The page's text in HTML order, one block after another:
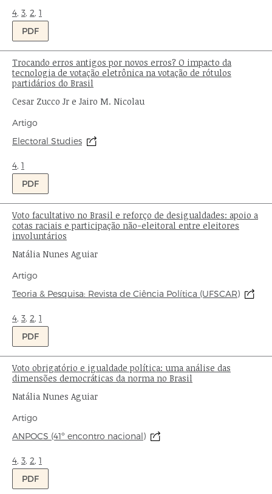
Ondas:
4, 3, 2, 1
PDF
Título:
Trocando erros antigos por novos erros? O impacto da
tecnologia de votação eletrônica na votação de rótulos
partidários do Brasil
Autor:
Cesar Zucco Jr e Jairo M. Nicolau
Tipo
de
publicação:
Artigo
Origem:
Electoral Studies
Ondas:
4, 1
PDF
Título:
Voto facultativo no Brasil e reforço de desigualdades: apoio a
cotas raciais e participação não-eleitoral entre eleitores
involuntários
Autor:
Natália Nunes Aguiar
Tipo
publicação:
Artigo
Origem:
Teoria & Pesquisa: Revista de Ciência Política (UFSCAR)
Ondas:
4, 3, 2, 1
PDF
Título:
Voto obrigatório e igualdade política: uma análise das
dimensões democráticas da norma no Brasil
Autor:
Natália Nunes Aguiar
Tipo
publicação:
Artigo
Origem:
ANPOCS (41º encontro nacional)
Ondas:
4, 3, 2, 1
PDF